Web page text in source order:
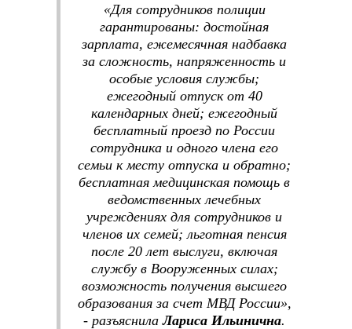
«Для сотрудников полиции
гарантированы: достойная
зарплата, ежемесячная надбавка
за сложность, напряженность и
особые условия службы;
ежегодный отпуск от 40
календарных дней; ежегодный
бесплатный проезд по России
сотрудника и одного члена его
семьи к месту отпуска и обратно;
бесплатная медицинская помощь в
ведомственных лечебных
учреждениях для сотрудников и
членов их семей; льготная пенсия
после 20 лет выслуги, включая
службу в Вооруженных силах;
возможность получения высшего
образования за счет МВД России»,
- разъяснилаЛариса Ильинична.